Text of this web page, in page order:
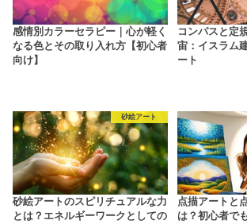
感情別カラーセラピー｜心が軽く
なる色とその取り入れ方【初心者
向け】
コンパスと定
宙：イスラム
ート
砂絵アート
砂絵アートのスピリチュアルな力
とは？エネルギーワークとしての
点描アートと
は？初心者で